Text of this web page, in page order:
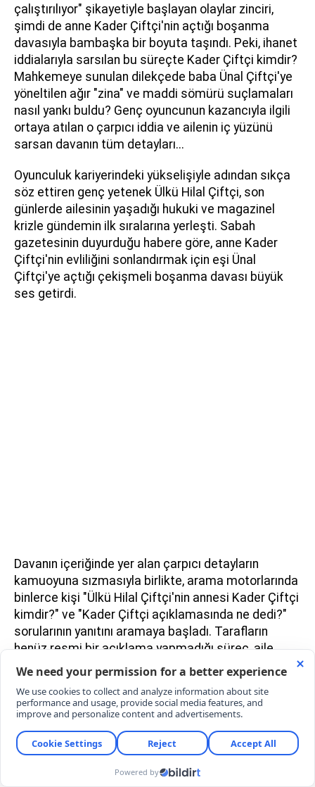
çalıştırılıyor" şikayetiyle başlayan olaylar zinciri,
şimdi de anne Kader Çiftçi'nin açtığı boşanma
davasıyla bambaşka bir boyuta taşındı. Peki, ihanet
iddialarıyla sarsılan bu süreçte Kader Çiftçi kimdir?
Mahkemeye sunulan dilekçede baba Ünal Çiftçi'ye
yöneltilen ağır "zina" ve maddi sömürü suçlamaları
nasıl yankı buldu? Genç oyuncunun kazancıyla ilgili
ortaya atılan o çarpıcı iddia ve ailenin iç yüzünü
sarsan davanın tüm detayları...
Oyunculuk kariyerindeki yükselişiyle adından sıkça
söz ettiren genç yetenek Ülkü Hilal Çiftçi, son
günlerde ailesinin yaşadığı hukuki ve magazinel
krizle gündemin ilk sıralarına yerleşti. Sabah
gazetesinin duyurduğu habere göre, anne Kader
Çiftçi'nin evliliğini sonlandırmak için eşi Ünal
Çiftçi'ye açtığı çekişmeli boşanma davası büyük
ses getirdi.
Davanın içeriğinde yer alan çarpıcı detayların
kamuoyuna sızmasıyla birlikte, arama motorlarında
binlerce kişi "Ülkü Hilal Çiftçi'nin annesi Kader Çiftçi
kimdir?" ve "Kader Çiftçi açıklamasında ne dedi?"
sorularının yanıtını aramaya başladı. Tarafların
henüz resmi bir açıklama yapmadığı süreç, aile
içindeki derin çatlağı gözler önüne seriyor.
ÇOCUK YILDIZLARIN KAZANCI KİMİN
KONTROLÜNDE?
Türk hukuk sisteminde küçük yaştaki çocukların
sorumluluğunda olsa da, Kader Çiftçi'nin "Kızımın